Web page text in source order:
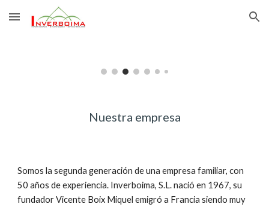
Skip to main content Skip to navigation
Nuestra empresa
Somos la segunda generación de una empresa familiar, con
50 años de experiencia. Inverboima, S.L. nació en 1967, su
fundador Vicente Boix Miquel emigró a Francia siendo muy